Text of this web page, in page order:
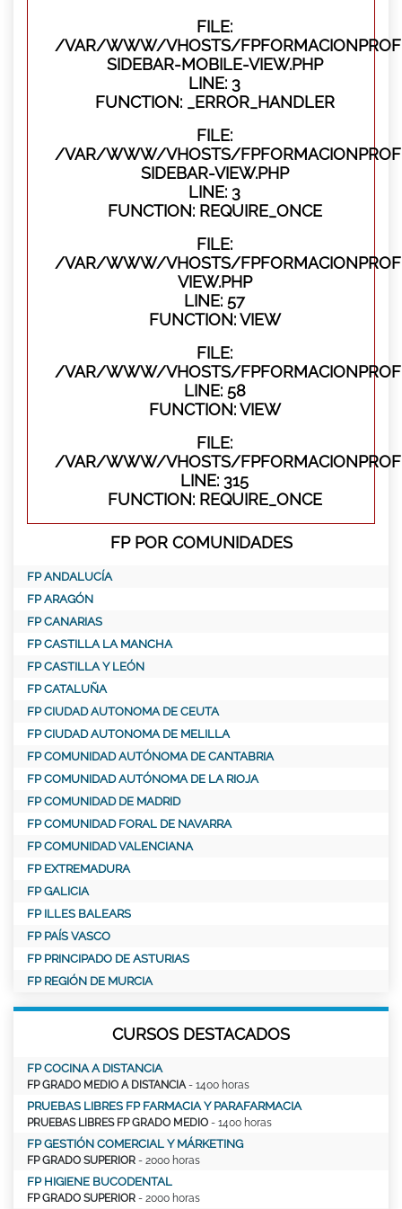
FILE:
/VAR/WWW/VHOSTS/
SIDEBAR-MOBILE-VIEW.PHP
LINE: 3
FUNCTION: _ERROR_HANDLER
FILE:
/VAR/WWW/VHOSTS/
SIDEBAR-VIEW.PHP
LINE: 3
FUNCTION: REQUIRE_ONCE
FILE:
/VAR/WWW/VHOSTS/
VIEW.PHP
LINE: 57
FUNCTION: VIEW
FILE:
/VAR/WWW/VHOSTS/
LINE: 58
FUNCTION: VIEW
FILE:
/VAR/WWW/VHOSTS/
LINE: 315
FUNCTION: REQUIRE_ONCE
FP POR COMUNIDADES
FP ANDALUCÍA
FP ARAGÓN
FP CANARIAS
FP CASTILLA LA MANCHA
FP CASTILLA Y LEÓN
FP CATALUÑA
FP CIUDAD AUTONOMA DE CEUTA
FP CIUDAD AUTONOMA DE MELILLA
FP COMUNIDAD AUTÓNOMA DE CANTABRIA
FP COMUNIDAD AUTÓNOMA DE LA RIOJA
FP COMUNIDAD DE MADRID
FP COMUNIDAD FORAL DE NAVARRA
FP COMUNIDAD VALENCIANA
FP EXTREMADURA
FP GALICIA
FP ILLES BALEARS
FP PAÍS VASCO
FP PRINCIPADO DE ASTURIAS
FP REGIÓN DE MURCIA
CURSOS DESTACADOS
FP COCINA A DISTANCIA
FP GRADO MEDIO A DISTANCIA - 1400 horas
PRUEBAS LIBRES FP FARMACIA Y PARAFARMACIA
PRUEBAS LIBRES FP GRADO MEDIO - 1400 horas
FP GESTIÓN COMERCIAL Y MÁRKETING
FP GRADO SUPERIOR - 2000 horas
FP HIGIENE BUCODENTAL
FP GRADO SUPERIOR - 2000 horas